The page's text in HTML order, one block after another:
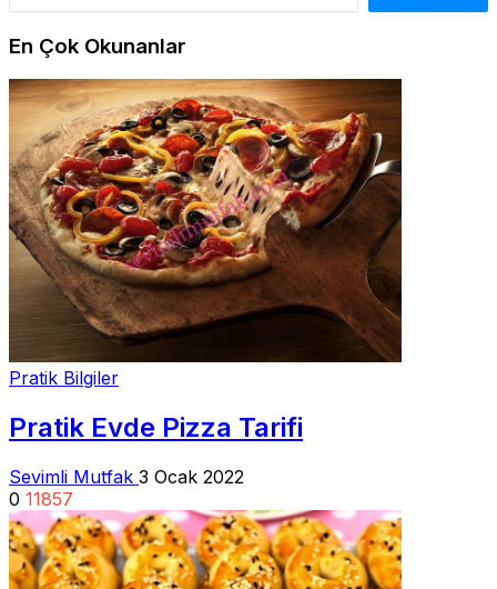
En Çok Okunanlar
Pratik Bilgiler
Pratik Evde Pizza Tarifi
Sevimli Mutfak 3 Ocak 2022
0 11857